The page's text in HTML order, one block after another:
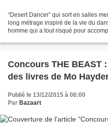
“Desert Dancer” qui sort en salles
long métrage inspiré de la vie du
homme qui a tout risqué pour
Concours THE BEAST
des livres de Mo
Publié le 13/12/2015 à 06:00
Par Bazaart